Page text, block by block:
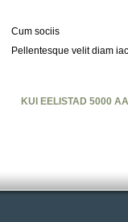
Cum sociis
Pellentesque velit diam
KUI EELISTAD 5000